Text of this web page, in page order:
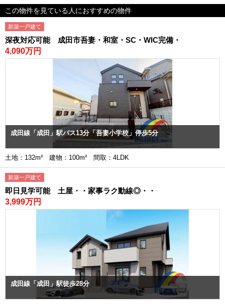
この物件を見ている人におすすめの物件
新築一戸建て
深夜対応可能 成田市吾妻・和室・SC・WIC完備・
4,090万円
成田線「成田」駅バス13分「吾妻小学校」停歩5分
土地：132m² 建物：100m² 間取：4LDK
新築一戸建て
即日見学可能 土屋・・家事ラク動線◎・・
3,999万円
成田線「成田」駅徒歩28分